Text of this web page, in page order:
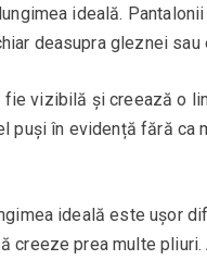
ideală.
deasupra gleznei
vizibilă și creează o
în evidență fără ca
ideală este ușor
creeze prea multe